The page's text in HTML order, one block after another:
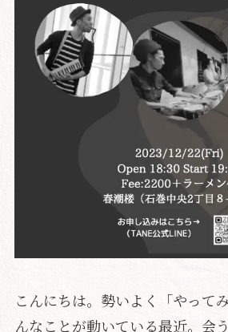
こんにちは。勢いよく「やって
んなことが動いている最近。会